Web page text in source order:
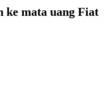
ke mata uang Fiat